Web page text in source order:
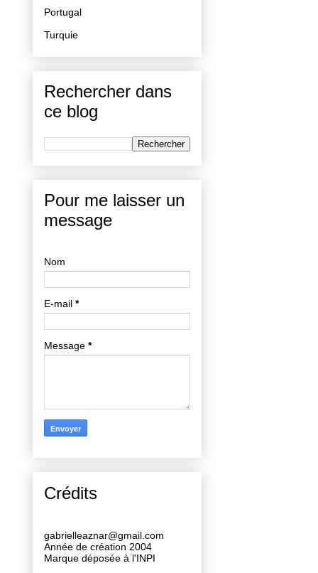
Portugal
Turquie
Rechercher dans
ce blog
Pour me laisser un
message
Nom
E-mail *
Message *
Crédits
gabrielleaznar@gmail.com
Année de création 2004
Marque déposée à l'INPI